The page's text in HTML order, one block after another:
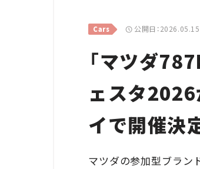
Cars 公開日：2026.05.15
「マツダ
ェスタ
イで開催決
マツダの参加型ブラン